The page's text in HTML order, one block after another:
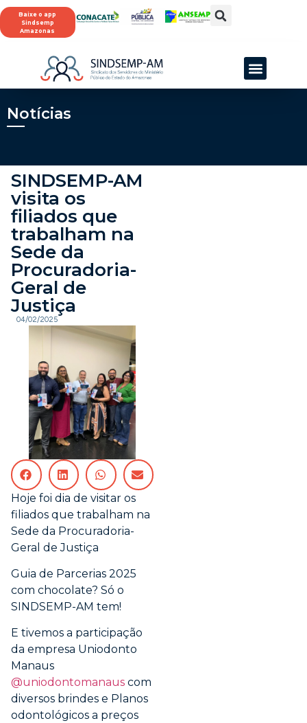
Baixe o app
Sindsemp
Amazonas
Notícias
SINDSEMP-AM
visita os
filiados que
trabalham na
Sede da
Procuradoria-
Geral de
Justiça
04/02/2025
Hoje foi dia de visitar os
filiados que trabalham na
Sede da Procuradoria-
Geral de Justiça
Guia de Parcerias 2025
com chocolate? Só o
SINDSEMP-AM tem!
E tivemos a participação
da empresa Uniodonto
Manaus
@uniodontomanaus com
diversos brindes e Planos
odontológicos a preços